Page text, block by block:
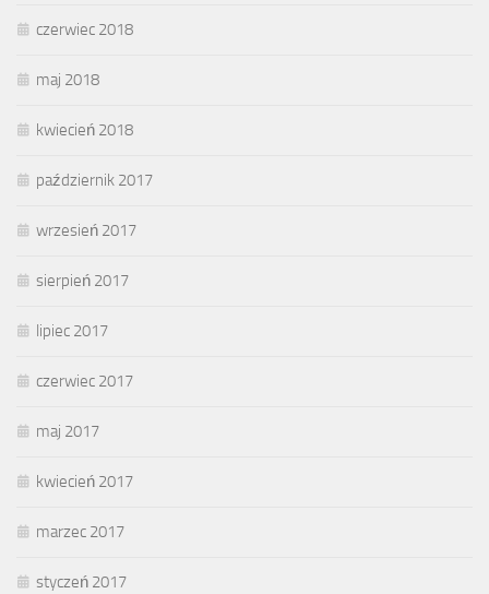
czerwiec 2018
maj 2018
kwiecień 2018
październik 2017
wrzesień 2017
sierpień 2017
lipiec 2017
czerwiec 2017
maj 2017
kwiecień 2017
marzec 2017
styczeń 2017